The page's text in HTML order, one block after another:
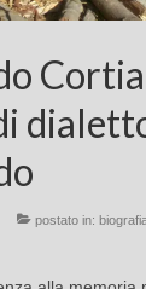
postato in: